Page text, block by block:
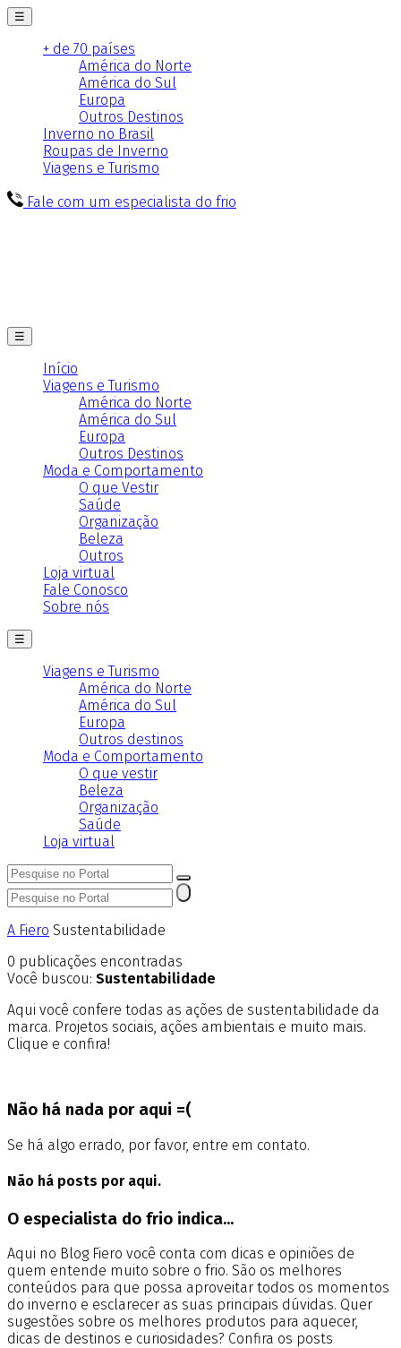
☰
+ de 70 países
América do Norte
América do Sul
Europa
Outros Destinos
Inverno no Brasil
Roupas de Inverno
Viagens e Turismo
Fale com um especialista do frio
☰
Início
Viagens e Turismo
América do Norte
América do Sul
Europa
Outros Destinos
Moda e Comportamento
O que Vestir
Saúde
Organização
Beleza
Outros
Loja virtual
Fale Conosco
Sobre nós
☰
Viagens e Turismo
América do Norte
América do Sul
Europa
Outros destinos
Moda e Comportamento
O que vestir
Beleza
Organização
Saúde
Loja virtual
A Fiero Sustentabilidade
0 publicações encontradas
Você buscou: Sustentabilidade
Aqui você confere todas as ações de sustentabilidade da
marca. Projetos sociais, ações ambientais e muito mais.
Clique e confira!
Não há nada por aqui =(
Se há algo errado, por favor, entre em contato.
Não há posts por aqui.
O especialista do frio indica...
Aqui no Blog Fiero você conta com dicas e opiniões de
quem entende muito sobre o frio. São os melhores
conteúdos para que possa aproveitar todos os momentos
do inverno e esclarecer as suas principais dúvidas. Quer
sugestões sobre os melhores produtos para aquecer,
dicas de destinos e curiosidades? Confira os posts